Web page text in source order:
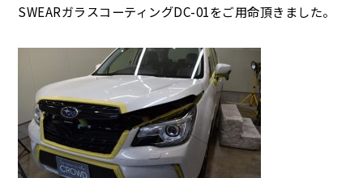
SWEARガラスコーティングDC-01をご用命頂きました。